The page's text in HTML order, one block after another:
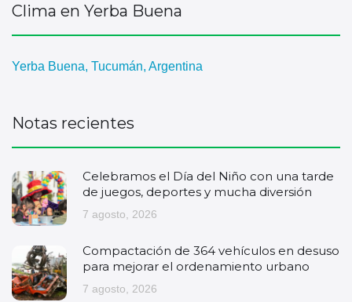
Clima en Yerba Buena
Yerba Buena, Tucumán, Argentina
Notas recientes
Celebramos el Día del Niño con una tarde
de juegos, deportes y mucha diversión
7 agosto, 2026
Compactación de 364 vehículos en desuso
para mejorar el ordenamiento urbano
7 agosto, 2026